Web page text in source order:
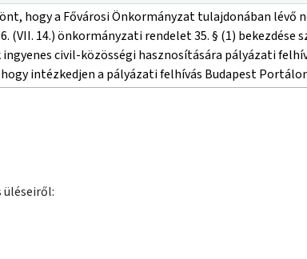
hogy a Fővárosi Önkormányzat tulajdonában
(VII. 14.) önkormányzati rendelet 35. § (1)
civil-közösségi hasznosítására pályázati
intézkedjen a pályázati felhívás Budapest
üléseiről: